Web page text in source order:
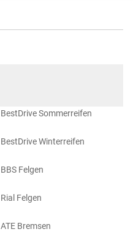
BestDrive Sommerreifen
BestDrive Winterreifen
BBS Felgen
Rial Felgen
ATE Bremsen